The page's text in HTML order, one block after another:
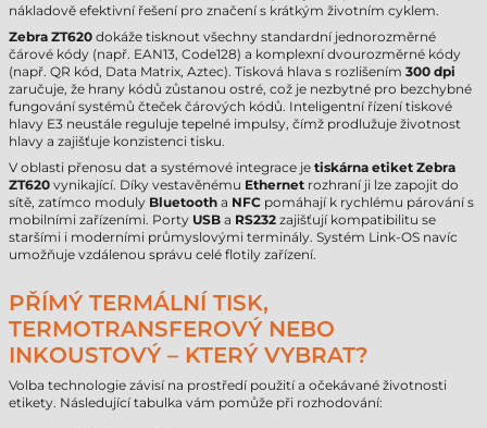
nákladově efektivní řešení pro značení s krátkým životním cyklem.
Zebra ZT620 dokáže tisknout všechny standardní jednorozměrné
čárové kódy (např. EAN13, Code128) a komplexní dvourozměrné kódy
(např. QR kód, Data Matrix, Aztec). Tisková hlava s rozlišením 300 dpi
zaručuje, že hrany kódů zůstanou ostré, což je nezbytné pro bezchybné
fungování systémů čteček čárových kódů. Inteligentní řízení tiskové
hlavy E3 neustále reguluje tepelné impulsy, čímž prodlužuje životnost
hlavy a zajišťuje konzistenci tisku.
V oblasti přenosu dat a systémové integrace je tiskárna etiket Zebra
ZT620 vynikající. Díky vestavěnému Ethernet rozhraní ji lze zapojit do
sítě, zatímco moduly Bluetooth a NFC pomáhají k rychlému párování s
mobilními zařízeními. Porty USB a RS232 zajišťují kompatibilitu se
staršími i moderními průmyslovými terminály. Systém Link-OS navíc
umožňuje vzdálenou správu celé flotily zařízení.
PŘÍMÝ TERMÁLNÍ TISK,
TERMOTRANSFEROVÝ NEBO
INKOUSTOVÝ – KTERÝ VYBRAT?
Volba technologie závisí na prostředí použití a očekávané životnosti
etikety. Následující tabulka vám pomůže při rozhodování: